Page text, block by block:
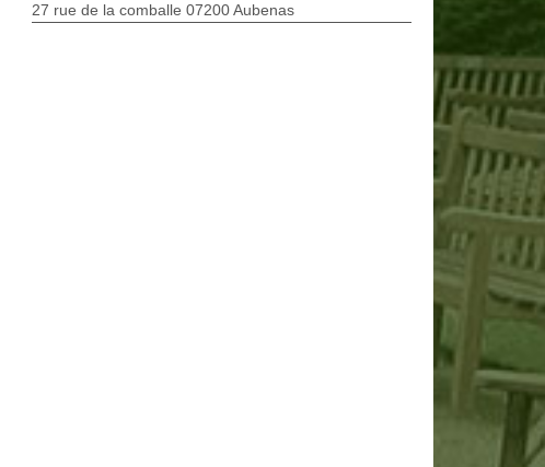
27 rue de la comballe 07200 Aubenas